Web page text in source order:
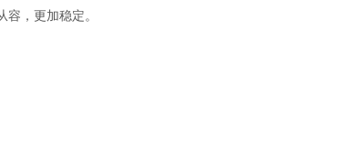
，更加稳定。